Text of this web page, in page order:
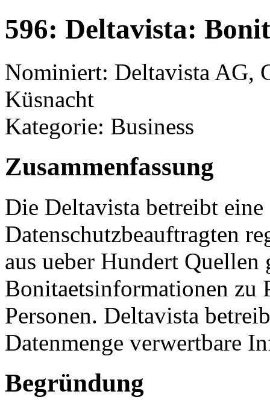
596: Deltavista:
Nominiert: Deltavista AG,
Küsnacht
Kategorie: Business
Zusammenfassung
Die Deltavista betreibt eine
Datenschutzbeauftragten
aus ueber Hundert Quellen
Bonitaetsinformationen zu
Personen. Deltavista
Datenmenge verwertbare
Begründung